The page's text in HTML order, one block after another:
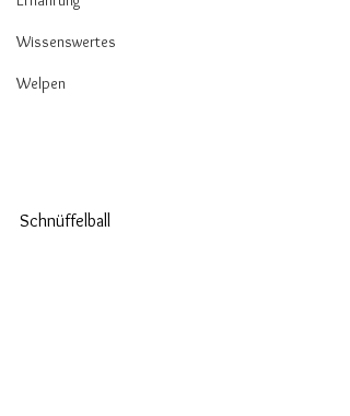
Wissenswertes
Welpen
Schnüffelball